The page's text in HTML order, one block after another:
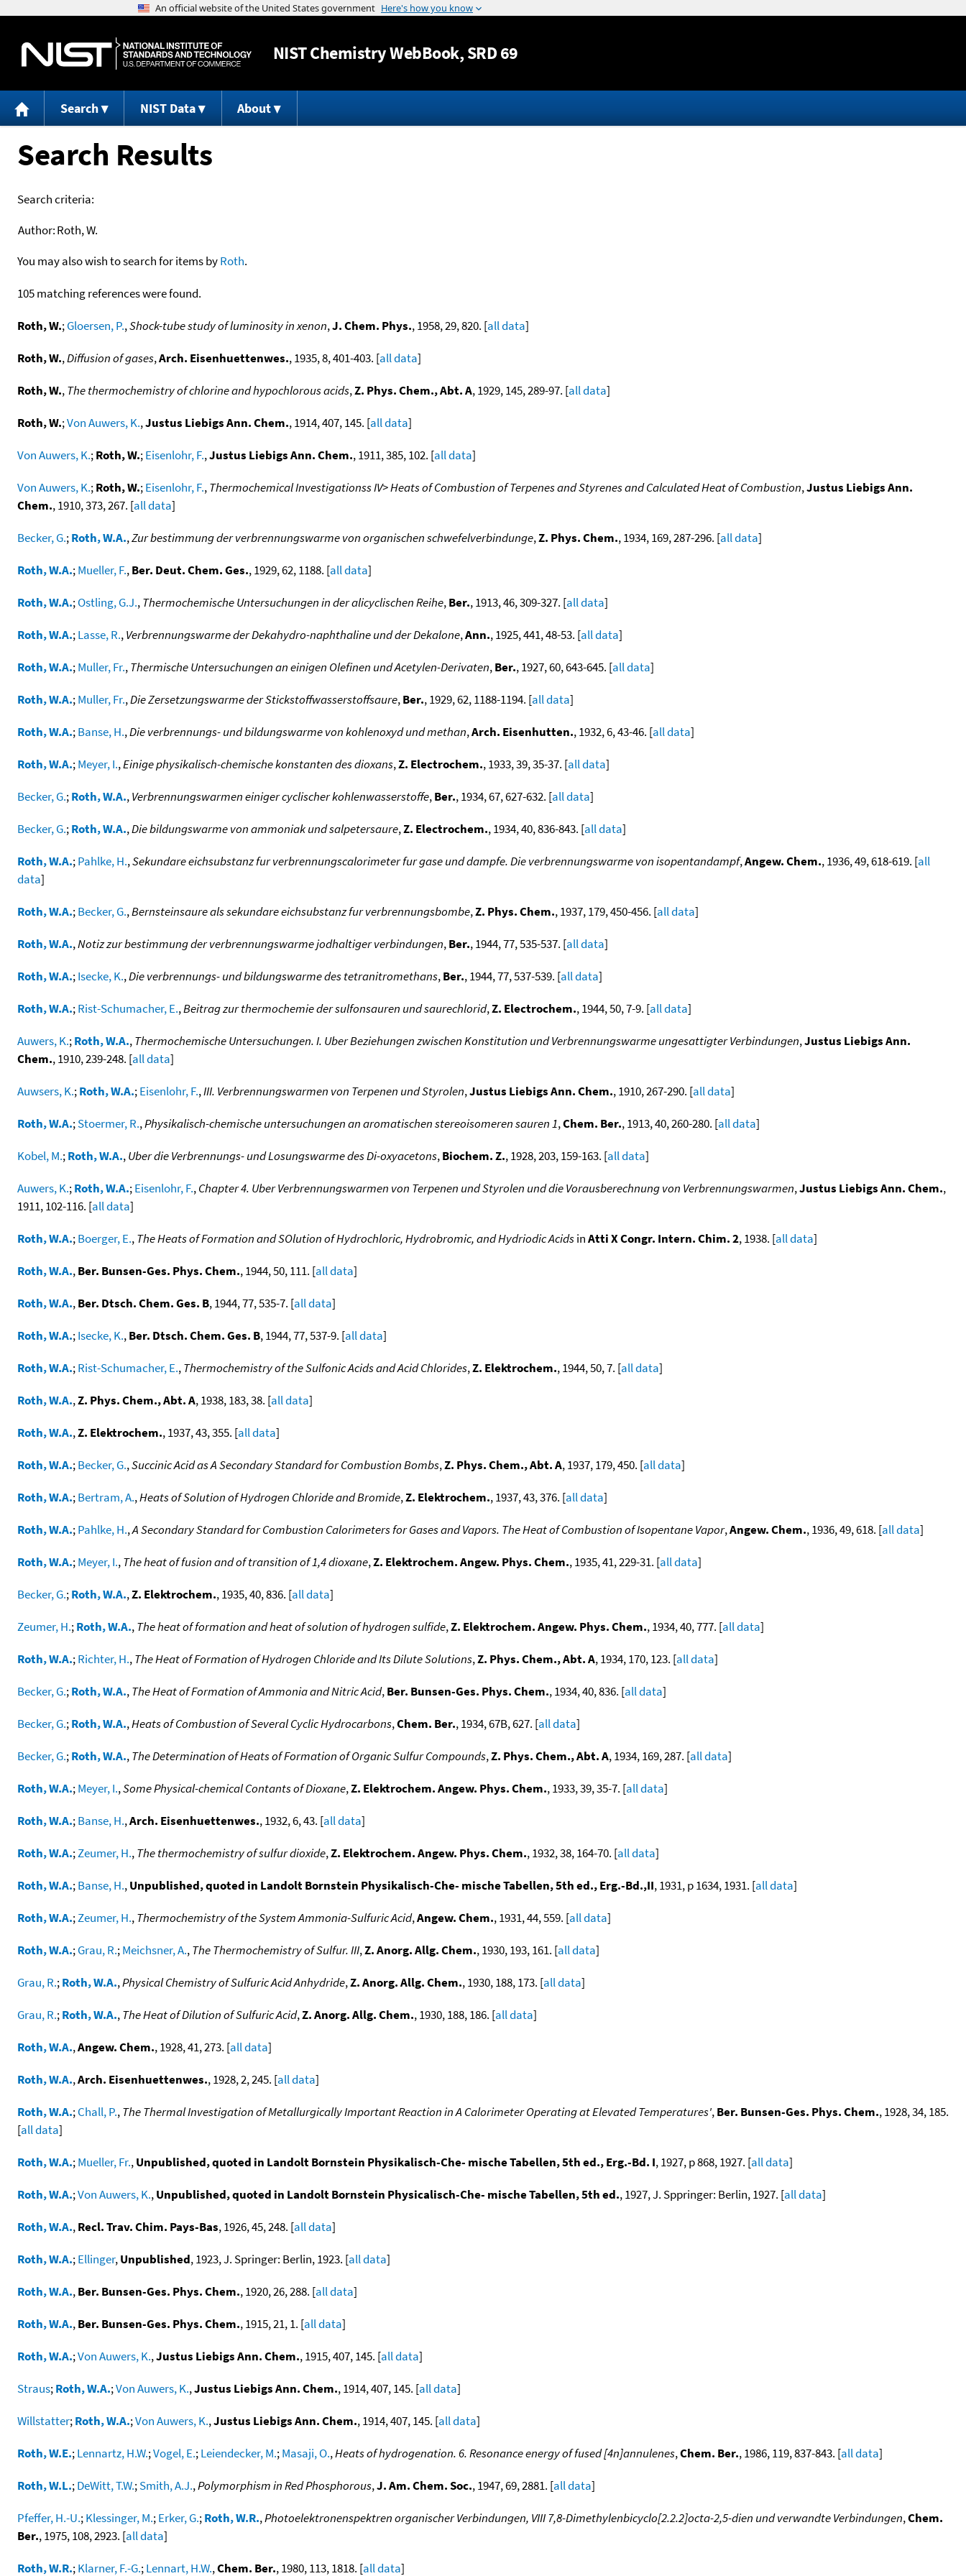
Jump to content
NISTChemistry WebBook, SRD 69
Search NIST Data About
Search Results
Search criteria:
Author:Roth, W.
You may also wish to search for items byRoth.
105 matching references were found.
Roth, W.;Gloersen, P.,Shock-tube study of luminosity in xenon,J. Chem. Phys., 1958, 29, 820. [all data]
Roth, W.,Diffusion of gases,Arch. Eisenhuettenwes., 1935, 8, 401-403. [all data]
Roth, W.,The thermochemistry of chlorine and hypochlorous acids,Z. Phys. Chem., Abt. A, 1929, 145, 289-97. [all data]
Roth, W.;Von Auwers, K.,Justus Liebigs Ann. Chem., 1914, 407, 145. [all data]
Von Auwers, K.;Roth, W.;Eisenlohr, F.,Justus Liebigs Ann. Chem., 1911, 385, 102. [all data]
Von Auwers, K.;Roth, W.;Eisenlohr, F.,Thermochemical Investigationss IV> Heats of Combustion of Terpenes and Styrenes and Calculated Heat of Combustion,Justus Liebigs Ann.
Chem., 1910, 373, 267. [all data]
Becker, G.;Roth, W.A.,Zur bestimmung der verbrennungswarme von organischen schwefelverbindunge,Z. Phys. Chem., 1934, 169, 287-296. [all data]
Roth, W.A.;Mueller, F.,Ber. Deut. Chem. Ges., 1929, 62, 1188. [all data]
Roth, W.A.;Ostling, G.J.,Thermochemische Untersuchungen in der alicyclischen Reihe,Ber., 1913, 46, 309-327. [all data]
Roth, W.A.;Lasse, R.,Verbrennungswarme der Dekahydro-naphthaline und der Dekalone,Ann., 1925, 441, 48-53. [all data]
Roth, W.A.;Muller, Fr.,Thermische Untersuchungen an einigen Olefinen und Acetylen-Derivaten,Ber., 1927, 60, 643-645. [all data]
Roth, W.A.;Muller, Fr.,Die Zersetzungswarme der Stickstoffwasserstoffsaure,Ber., 1929, 62, 1188-1194. [all data]
Roth, W.A.;Banse, H.,Die verbrennungs- und bildungswarme von kohlenoxyd und methan,Arch. Eisenhutten., 1932, 6, 43-46. [all data]
Roth, W.A.;Meyer, I.,Einige physikalisch-chemische konstanten des dioxans,Z. Electrochem., 1933, 39, 35-37. [all data]
Becker, G.;Roth, W.A.,Verbrennungswarmen einiger cyclischer kohlenwasserstoffe,Ber., 1934, 67, 627-632. [all data]
Becker, G.;Roth, W.A.,Die bildungswarme von ammoniak und salpetersaure,Z. Electrochem., 1934, 40, 836-843. [all data]
Roth, W.A.;Pahlke, H.,Sekundare eichsubstanz fur verbrennungscalorimeter fur gase und dampfe. Die verbrennungswarme von isopentandampf,Angew. Chem., 1936, 49, 618-619. [all
data]
Roth, W.A.;Becker, G.,Bernsteinsaure als sekundare eichsubstanz fur verbrennungsbombe,Z. Phys. Chem., 1937, 179, 450-456. [all data]
Roth, W.A.,Notiz zur bestimmung der verbrennungswarme jodhaltiger verbindungen,Ber., 1944, 77, 535-537. [all data]
Roth, W.A.;Isecke, K.,Die verbrennungs- und bildungswarme des tetranitromethans,Ber., 1944, 77, 537-539. [all data]
Roth, W.A.;Rist-Schumacher, E.,Beitrag zur thermochemie der sulfonsauren und saurechlorid,Z. Electrochem., 1944, 50, 7-9. [all data]
Auwers, K.;Roth, W.A.,Thermochemische Untersuchungen. I. Uber Beziehungen zwischen Konstitution und Verbrennungswarme ungesattigter Verbindungen,Justus Liebigs Ann.
Chem., 1910, 239-248. [all data]
Auwsers, K.;Roth, W.A.;Eisenlohr, F.,III. Verbrennungswarmen von Terpenen und Styrolen,Justus Liebigs Ann. Chem., 1910, 267-290. [all data]
Roth, W.A.;Stoermer, R.,Physikalisch-chemische untersuchungen an aromatischen stereoisomeren sauren 1,Chem. Ber., 1913, 40, 260-280. [all data]
Kobel, M.;Roth, W.A.,Uber die Verbrennungs- und Losungswarme des Di-oxyacetons,Biochem. Z., 1928, 203, 159-163. [all data]
Auwers, K.;Roth, W.A.;Eisenlohr, F.,Chapter 4. Uber Verbrennungswarmen von Terpenen und Styrolen und die Vorausberechnung von Verbrennungswarmen,Justus Liebigs Ann. Chem.,
1911, 102-116. [all data]
Roth, W.A.;Boerger, E.,The Heats of Formation and SOlution of Hydrochloric, Hydrobromic, and Hydriodic AcidsinAtti X Congr. Intern. Chim. 2, 1938. [all data]
Roth, W.A.,Ber. Bunsen-Ges. Phys. Chem., 1944, 50, 111. [all data]
Roth, W.A.,Ber. Dtsch. Chem. Ges. B, 1944, 77, 535-7. [all data]
Roth, W.A.;Isecke, K.,Ber. Dtsch. Chem. Ges. B, 1944, 77, 537-9. [all data]
Roth, W.A.;Rist-Schumacher, E.,Thermochemistry of the Sulfonic Acids and Acid Chlorides,Z. Elektrochem., 1944, 50, 7. [all data]
Roth, W.A.,Z. Phys. Chem., Abt. A, 1938, 183, 38. [all data]
Roth, W.A.,Z. Elektrochem., 1937, 43, 355. [all data]
Roth, W.A.;Becker, G.,Succinic Acid as A Secondary Standard for Combustion Bombs,Z. Phys. Chem., Abt. A, 1937, 179, 450. [all data]
Roth, W.A.;Bertram, A.,Heats of Solution of Hydrogen Chloride and Bromide,Z. Elektrochem., 1937, 43, 376. [all data]
Roth, W.A.;Pahlke, H.,A Secondary Standard for Combustion Calorimeters for Gases and Vapors. The Heat of Combustion of Isopentane Vapor,Angew. Chem., 1936, 49, 618. [all data]
Roth, W.A.;Meyer, I.,The heat of fusion and of transition of 1,4 dioxane,Z. Elektrochem. Angew. Phys. Chem., 1935, 41, 229-31. [all data]
Becker, G.;Roth, W.A.,Z. Elektrochem., 1935, 40, 836. [all data]
Zeumer, H.;Roth, W.A.,The heat of formation and heat of solution of hydrogen sulfide,Z. Elektrochem. Angew. Phys. Chem., 1934, 40, 777. [all data]
Roth, W.A.;Richter, H.,The Heat of Formation of Hydrogen Chloride and Its Dilute Solutions,Z. Phys. Chem., Abt. A, 1934, 170, 123. [all data]
Becker, G.;Roth, W.A.,The Heat of Formation of Ammonia and Nitric Acid,Ber. Bunsen-Ges. Phys. Chem., 1934, 40, 836. [all data]
Becker, G.;Roth, W.A.,Heats of Combustion of Several Cyclic Hydrocarbons,Chem. Ber., 1934, 67B, 627. [all data]
Becker, G.;Roth, W.A.,The Determination of Heats of Formation of Organic Sulfur Compounds,Z. Phys. Chem., Abt. A, 1934, 169, 287. [all data]
Roth, W.A.;Meyer, I.,Some Physical-chemical Contants of Dioxane,Z. Elektrochem. Angew. Phys. Chem., 1933, 39, 35-7. [all data]
Roth, W.A.;Banse, H.,Arch. Eisenhuettenwes., 1932, 6, 43. [all data]
Roth, W.A.;Zeumer, H.,The thermochemistry of sulfur dioxide,Z. Elektrochem. Angew. Phys. Chem., 1932, 38, 164-70. [all data]
Roth, W.A.;Banse, H.,Unpublished, quoted in Landolt Bornstein Physikalisch-Che- mische Tabellen, 5th ed., Erg.-Bd.,II, 1931, p 1634, 1931. [all data]
Roth, W.A.;Zeumer, H.,Thermochemistry of the System Ammonia-Sulfuric Acid,Angew. Chem., 1931, 44, 559. [all data]
Roth, W.A.;Grau, R.;Meichsner, A.,The Thermochemistry of Sulfur. III,Z. Anorg. Allg. Chem., 1930, 193, 161. [all data]
Grau, R.;Roth, W.A.,Physical Chemistry of Sulfuric Acid Anhydride,Z. Anorg. Allg. Chem., 1930, 188, 173. [all data]
Grau, R.;Roth, W.A.,The Heat of Dilution of Sulfuric Acid,Z. Anorg. Allg. Chem., 1930, 188, 186. [all data]
Roth, W.A.,Angew. Chem., 1928, 41, 273. [all data]
Roth, W.A.,Arch. Eisenhuettenwes., 1928, 2, 245. [all data]
Roth, W.A.;Chall, P.,The Thermal Investigation of Metallurgically Important Reaction in A Calorimeter Operating at Elevated Temperatures',Ber. Bunsen-Ges. Phys. Chem., 1928, 34, 185.
[all data]
Roth, W.A.;Mueller, Fr.,Unpublished, quoted in Landolt Bornstein Physikalisch-Che- mische Tabellen, 5th ed., Erg.-Bd. I, 1927, p 868, 1927. [all data]
Roth, W.A.;Von Auwers, K.,Unpublished, quoted in Landolt Bornstein Physicalisch-Che- mische Tabellen, 5th ed., 1927, J. Sppringer: Berlin, 1927. [all data]
Roth, W.A.,Recl. Trav. Chim. Pays-Bas, 1926, 45, 248. [all data]
Roth, W.A.;Ellinger,Unpublished, 1923, J. Springer: Berlin, 1923. [all data]
Roth, W.A.,Ber. Bunsen-Ges. Phys. Chem., 1920, 26, 288. [all data]
Roth, W.A.,Ber. Bunsen-Ges. Phys. Chem., 1915, 21, 1. [all data]
Roth, W.A.;Von Auwers, K.,Justus Liebigs Ann. Chem., 1915, 407, 145. [all data]
Straus;Roth, W.A.;Von Auwers, K.,Justus Liebigs Ann. Chem., 1914, 407, 145. [all data]
Willstatter;Roth, W.A.;Von Auwers, K.,Justus Liebigs Ann. Chem., 1914, 407, 145. [all data]
Roth, W.E.;Lennartz, H.W.;Vogel, E.;Leiendecker, M.;Masaji, O.,Heats of hydrogenation. 6. Resonance energy of fused [4n]annulenes,Chem. Ber., 1986, 119, 837-843. [all data]
Roth, W.L.;DeWitt, T.W.;Smith, A.J.,Polymorphism in Red Phosphorous,J. Am. Chem. Soc., 1947, 69, 2881. [all data]
Pfeffer, H.-U.;Klessinger, M.;Erker, G.;Roth, W.R.,Photoelektronenspektren organischer Verbindungen, VIII 7,8-Dimethylenbicyclo[2.2.2]octa-2,5-dien und verwandte Verbindungen,Chem.
Ber., 1975, 108, 2923. [all data]
Roth, W.R.;Klarner, F.-G.;Lennart, H.W.,Chem. Ber., 1980, 113, 1818. [all data]